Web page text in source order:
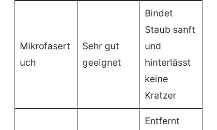
Mikrofasert
uch
Sehr gut
geeignet
Bindet
Staub sanft
und
hinterlässt
keine
Kratzer
Entfernt